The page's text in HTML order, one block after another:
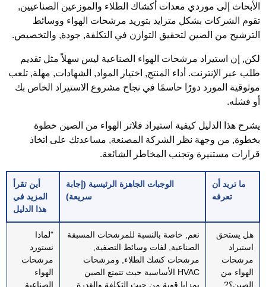
إلى موردي معدات أكشاك الطلاء والموزعين الصناعيين,
الشركات بشكل متزايد بتوريد مرشحات الهواء ووسائط
من الصين لتحقيق التوازن في التكلفة, جودة, والتخصيص.
إن استيراد مرشحات الهواء الصناعية ليس سهلاً مثل تقديم
عبر الإنترنت. أداء المنتج, اختيار المواد, الشهادات, مهلة, تلعب
المورد دورًا حاسمًا في نجاح مشروع الاستيراد الخاص بك
فشله.
هذا الدليلكيفية استيراد فلاتر الهواء من الصين خطوة
, من وجهة نظر الشركة المصنعة, مساعدتك على اتخاذ
مستنيرة وتجنب المخاطر الشائعة.
ما تريد أن
تعرفه
الوجبات الجاهزة الرئيسية (إجابة
سريعة)
أين تقرأ
المزيد في
هذا الدليل
هل يستحق
استيراد
مرشحات
الهواء من
الصين؟?
نعم, خاصة بالنسبة للمرشحات المسبقة
الصناعية, لفات وسائط التصفية,
مرشحات كشك الطلاء, ومرشحات
HVAC الأساسية حيث تتمتع الصين
بمزايا قوية من حيث التكلفة والقدرة.
"لماذا
نستورد
مرشحات
الهواء
الصناعية